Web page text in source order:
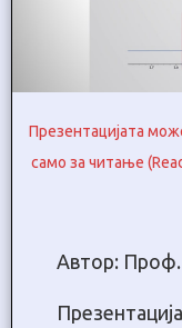
Презентацијата
само за читање
Автор: